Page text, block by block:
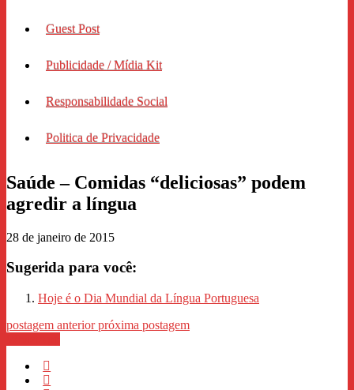
Guest Post
Publicidade / Mídia Kit
Responsabilidade Social
Politica de Privacidade
Saúde – Comidas “deliciosas” podem
agredir a língua
28 de janeiro de 2015
Sugerida para você:
Hoje é o Dia Mundial da Língua Portuguesa
postagem anteriorpróxima postagem